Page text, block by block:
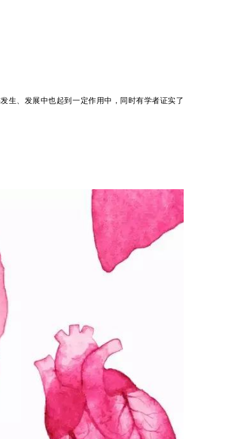
生、发展中也起到一定作用中，同时有学者证实了